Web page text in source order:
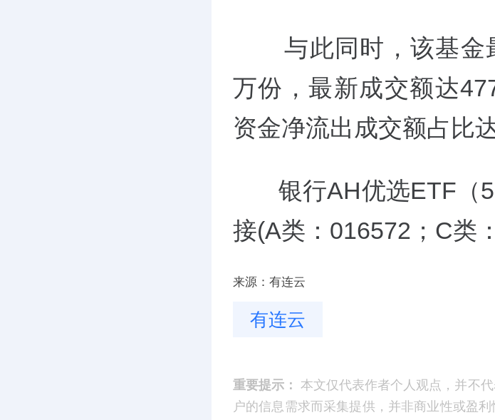
与此同时，该基金
万份，最新成交额达
资金净流出成交额占比
银行AH优选ETF（
接(A类：016572；C类
来源：有连云
有连云
重要提示：
本文仅代表作者个人观点，并不
户的信息需求而采集提供，并非商业性或盈